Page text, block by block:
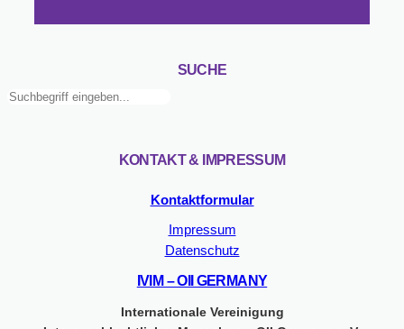
SUCHE
Suchen
KONTAKT & IMPRESSUM
Kontaktformular
Impressum
Datenschutz
IVIM – OII GERMANY
Internationale Vereinigung